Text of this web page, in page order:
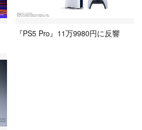
『PS5 Pro』11万9980円に反響